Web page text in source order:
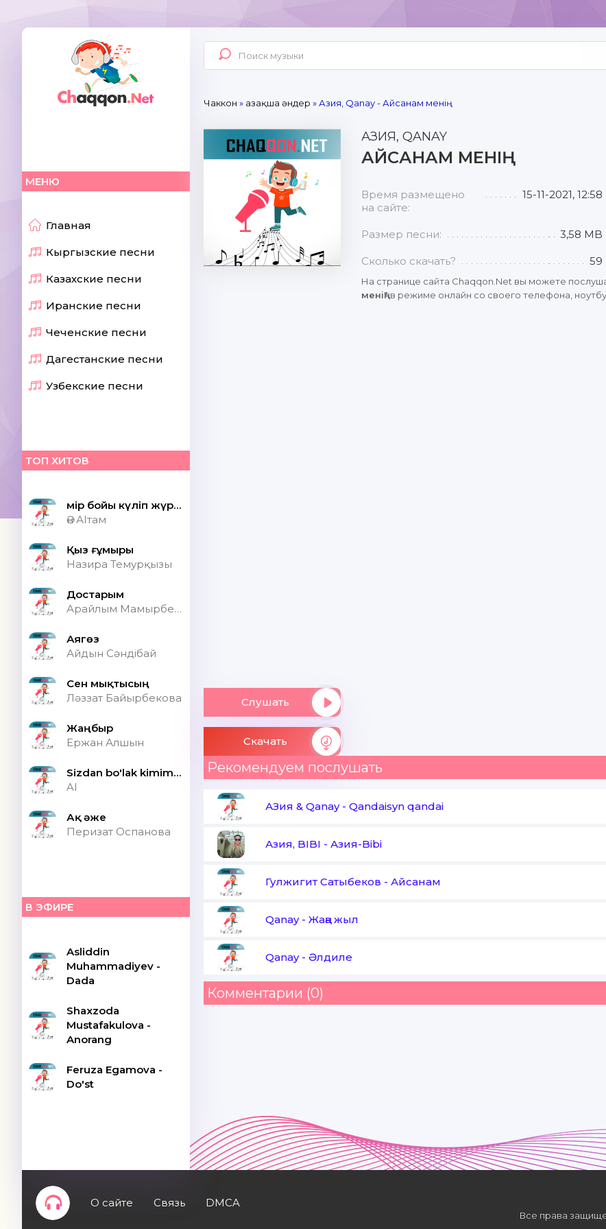
МЕНЮ
Главная
Кыргызские песни
Казахские песни
Иранские песни
Чеченские песни
Дагестанские песни
Узбекские песни
ТОП ХИТОВ
Өмір бойы күліп жүрсек шіркін ай
Ән АІтам
Қыз ғұмыры
Назира Темурқызы
Достарым
Арайлым Мамырбекқызы
Аягөз
Айдын Сәндібай
Сен мықтысың
Ләззат Байырбекова
Жаңбыр
Ержан Алшын
Sizdan bo'lak kimim bor ONA (Speed up)
AI
Ақ әже
Перизат Оспанова
В ЭФИРЕ
Asliddin
Muhammadiyev -
Dada
Shaxzoda
Mustafakulova -
Anorang
Feruza Egamova -
Do'st
Чаккон » Қазақша әндер » Азия, Qanay - Айсанам менің
Слушать
Скачать
АЗИЯ, QANAY
АЙСАНАМ МЕНІҢ
Время размещено
на сайте:
15-11-2021, 12:58
Размер песни: 3,58 MB
Сколько скачать? 59
На странице сайта Chaqqon.Net вы можете
менің"в режиме онлайн со своего телефона,
Рекомендуем послушать
АЗия & Qanay- Qandaisyn qandai
Азия, BIBI - Азия-Bibi
Гулжигит Сатыбеков - Айсанам
Qanay- Жаңа жыл
Qanay- Әлдиле
Комментарии (0)
О сайте Связь DMCA
Все права